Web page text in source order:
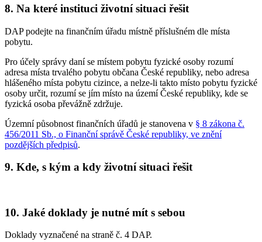
8. Na které instituci životní situaci řešit
DAP podejte na finančním úřadu místně příslušném dle místa
pobytu.
Pro účely správy daní se místem pobytu fyzické osoby rozumí
adresa místa trvalého pobytu občana České republiky, nebo adresa
hlášeného místa pobytu cizince, a nelze-li takto místo pobytu fyzické
osoby určit, rozumí se jím místo na území České republiky, kde se
fyzická osoba převážně zdržuje.
Územní působnost finančních úřadů je stanovena v § 8 zákona č.
456/2011 Sb., o Finanční správě České republiky, ve znění
pozdějších předpisů.
9. Kde, s kým a kdy životní situaci řešit
10. Jaké doklady je nutné mít s sebou
Doklady vyznačené na straně č. 4 DAP.